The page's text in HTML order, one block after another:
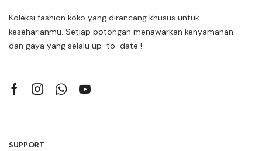
Koleksi fashion koko yang dirancang khusus untuk
keseharianmu. Setiap potongan menawarkan kenyamanan
dan gaya yang selalu up-to-date !
SUPPORT